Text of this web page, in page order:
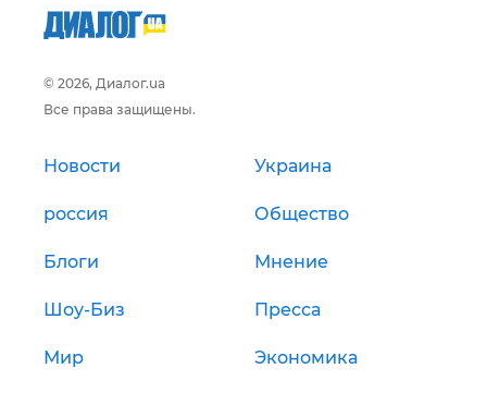
© 2026, Диалог.ua
Все права защищены.
Новости Украина
россия Общество
Блоги Мнение
Шоу-Биз Пресса
Мир Экономика